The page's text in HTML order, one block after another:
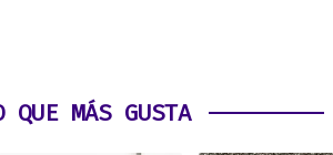
QUE MÁS GUSTA